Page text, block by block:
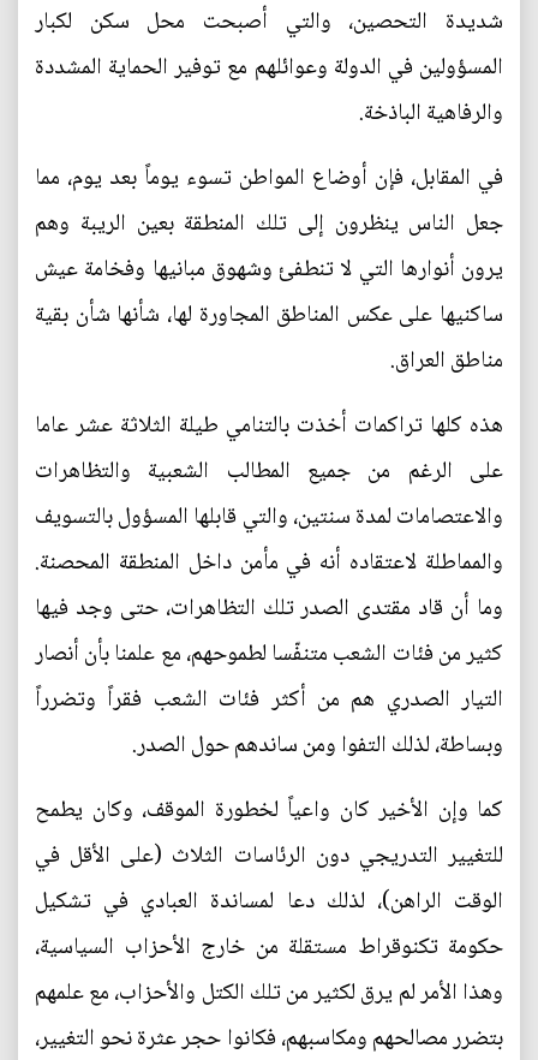
شديدة التحصين، والتي أصبحت محل سكن لكبار
المسؤولين في الدولة وعوائلهم مع توفير الحماية المشددة
والرفاهية الباذخة.
في المقابل، فإن أوضاع المواطن تسوء يوماً بعد يوم، مما
جعل الناس ينظرون إلى تلك المنطقة بعين الريبة وهم
يرون أنوارها التي لا تنطفئ وشهوق مبانيها وفخامة عيش
ساكنيها على عكس المناطق المجاورة لها، شأنها شأن بقية
مناطق العراق.
هذه كلها تراكمات أخذت بالتنامي طيلة الثلاثة عشر عاما
على الرغم من جميع المطالب الشعبية والتظاهرات
والاعتصامات لمدة سنتين، والتي قابلها المسؤول بالتسويف
والمماطلة لاعتقاده أنه في مأمن داخل المنطقة المحصنة.
وما أن قاد مقتدى الصدر تلك التظاهرات، حتى وجد فيها
كثير من فئات الشعب متنفّسا لطموحهم، مع علمنا بأن أنصار
التيار الصدري هم من أكثر فئات الشعب فقراً وتضرراً
وبساطة، لذلك التفوا ومن ساندهم حول الصدر.
كما وإن الأخير كان واعياً لخطورة الموقف، وكان يطمح
للتغيير التدريجي دون الرئاسات الثلاث (على الأقل في
الوقت الراهن)، لذلك دعا لمساندة العبادي في تشكيل
حكومة تكنوقراط مستقلة من خارج الأحزاب السياسية،
وهذا الأمر لم يرق لكثير من تلك الكتل والأحزاب، مع علمهم
بتضرر مصالحهم ومكاسبهم، فكانوا حجر عثرة نحو التغيير،